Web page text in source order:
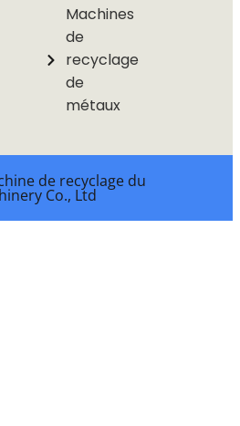
Machines
de
recyclage
de
métaux
de recyclage du
Co., Ltd